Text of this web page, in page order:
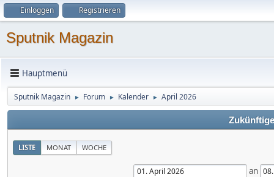
Einloggen Registrieren
Sputnik Magazin
Hauptmenü
Sputnik Magazin ► Forum ► Kalender ► April 2026
LISTE MONAT WOCHE
an